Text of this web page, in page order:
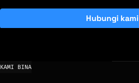
Hubungi kami
KAMI BINA